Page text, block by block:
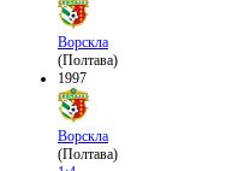
Ворскла
(Полтава)
1997
Ворскла
(Полтава)